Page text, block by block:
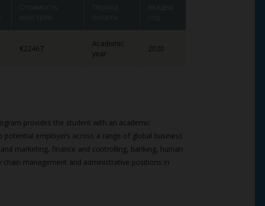
€22467
Academic
year
2020
provides the student with an academic
employers across a range of global business
marketing, finance and controlling, banking, human
management and administrative positions in